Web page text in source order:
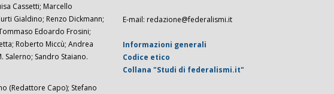
Cassetti; Marcello
Gialdino; Renzo Dickmann;
Edoardo Frosini;
Roberto Miccù; Andrea
Salerno; Sandro Staiano.
(Redattore Capo); Stefano
E-mail: redazione@federalismi.it
Informazioni generali
Codice etico
Collana "Studi di federalismi.it"